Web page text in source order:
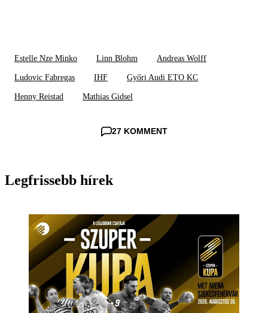
Estelle Nze Minko Linn Blohm Andreas Wolff
Ludovic Fabregas IHF Győri Audi ETO KC
Henny Reistad Mathias Gidsel
27 KOMMENT
Legfrissebb hírek